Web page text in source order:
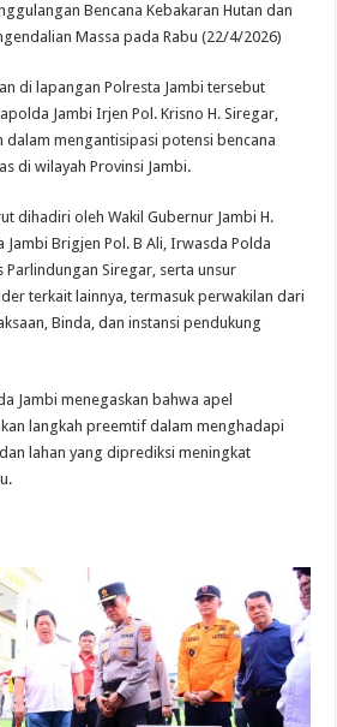
Bencana Kebakaran Hutan dan
Massa pada Rabu (22/4/2026)
di lapangan Polresta Jambi tersebut
Jambi Irjen Pol. Krisno H. Siregar,
dalam mengantisipasi potensi bencana
di wilayah Provinsi Jambi.
dihadiri oleh Wakil Gubernur Jambi H.
Jambi Brigjen Pol. B Ali, Irwasda Polda
Parlindungan Siregar, serta unsur
terkait lainnya, termasuk perwakilan dari
Binda, dan instansi pendukung
Jambi menegaskan bahwa apel
langkah preemtif dalam menghadapi
lahan yang diprediksi meningkat